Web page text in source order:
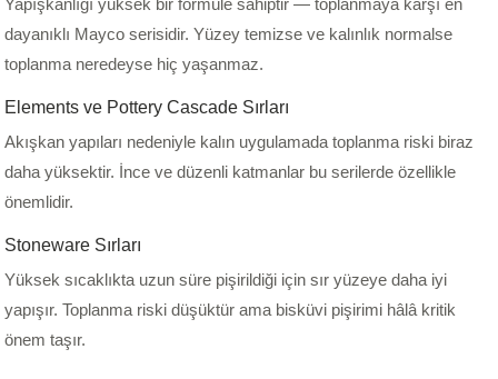
Yapışkanlığı yüksek bir formüle sahiptir — toplanmaya karşı en
dayanıklı Mayco serisidir. Yüzey temizse ve kalınlık normalse
toplanma neredeyse hiç yaşanmaz.
Elements ve Pottery Cascade Sırları
Akışkan yapıları nedeniyle kalın uygulamada toplanma riski biraz
daha yüksektir. İnce ve düzenli katmanlar bu serilerde özellikle
önemlidir.
Stoneware Sırları
Yüksek sıcaklıkta uzun süre pişirildiği için sır yüzeye daha iyi
yapışır. Toplanma riski düşüktür ama bisküvi pişirimi hâlâ kritik
önem taşır.